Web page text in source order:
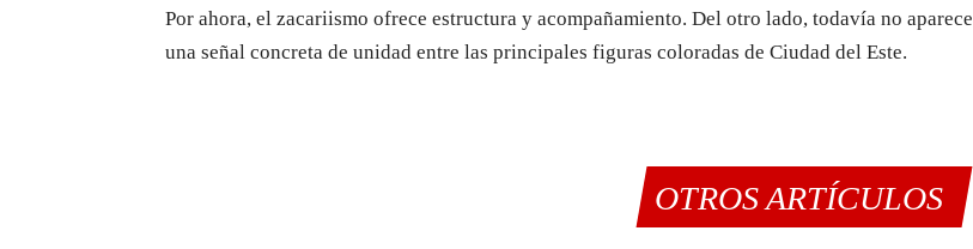
Por ahora, el zacariismo ofrece estructura y acompañamiento. Del otro lado, todavía no aparece
una señal concreta de unidad entre las principales figuras coloradas de Ciudad del Este.
OTROS ARTÍCULOS